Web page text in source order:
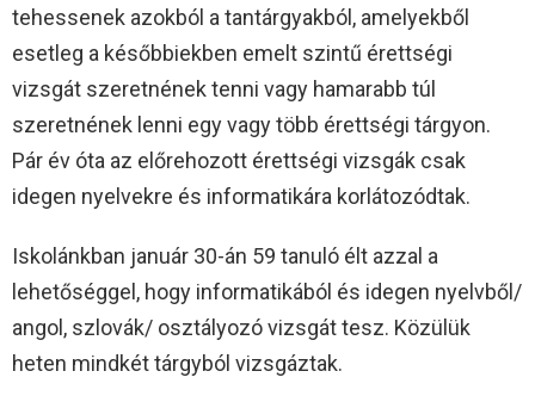
tehessenek azokból a tantárgyakból, amelyekből
esetleg a későbbiekben emelt szintű érettségi
vizsgát szeretnének tenni vagy hamarabb túl
szeretnének lenni egy vagy több érettségi tárgyon.
Pár év óta az előrehozott érettségi vizsgák csak
idegen nyelvekre és informatikára korlátozódtak.
Iskolánkban január 30-án 59 tanuló élt azzal a
lehetőséggel, hogy informatikából és idegen nyelvből/
angol, szlovák/ osztályozó vizsgát tesz. Közülük
heten mindkét tárgyból vizsgáztak.